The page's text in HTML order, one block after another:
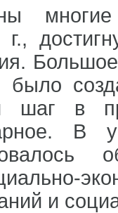
было
шаг в
В
и